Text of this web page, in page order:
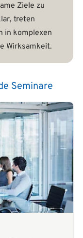
Ziele zu
treten
in komplexen
Wirksamkeit.
Seminare